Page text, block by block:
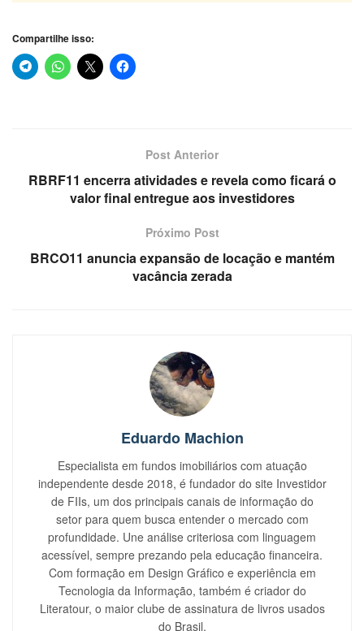
Compartilhe isso:
Post Anterior
RBRF11 encerra atividades e revela como ficará o
valor final entregue aos investidores
Próximo Post
BRCO11 anuncia expansão de locação e mantém
vacância zerada
Eduardo Machion
Especialista em fundos imobiliários com atuação
independente desde 2018, é fundador do site Investidor
de FIIs, um dos principais canais de informação do
setor para quem busca entender o mercado com
profundidade. Une análise criteriosa com linguagem
acessível, sempre prezando pela educação financeira.
Com formação em Design Gráfico e experiência em
Tecnologia da Informação, também é criador do
Literatour, o maior clube de assinatura de livros usados
do Brasil.